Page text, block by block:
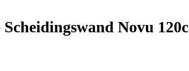
Scheidingswand Novu